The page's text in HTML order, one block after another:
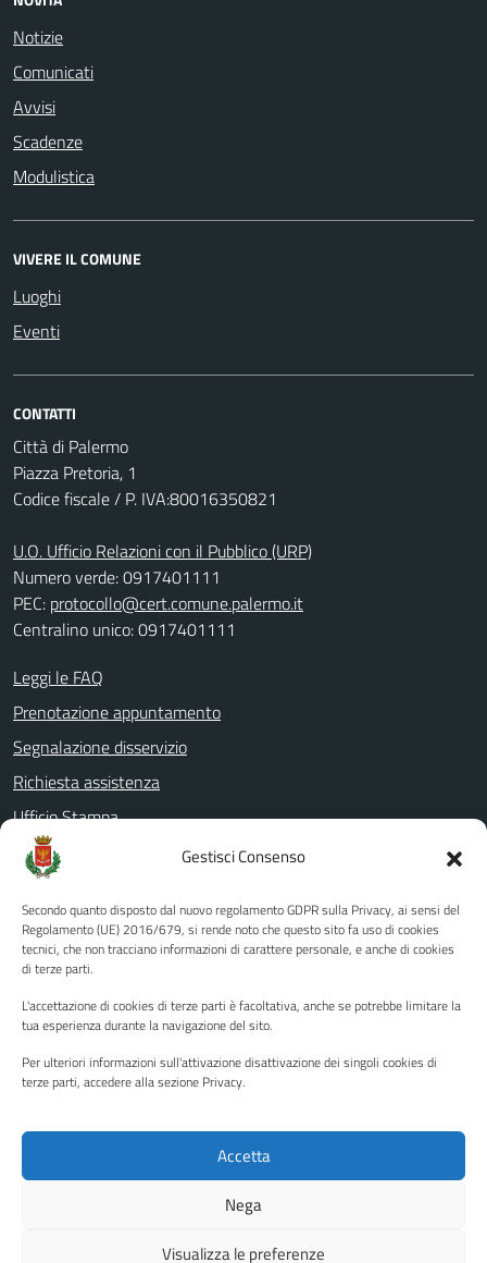
Gestisci Consenso
Secondo quanto disposto dal nuovo regolamento GDPR sulla Privacy, ai sensi del
Regolamento (UE) 2016/679, si rende noto che questo sito fa uso di cookies
tecnici, che non tracciano informazioni di carattere personale, e anche di cookies
di terze parti.
L'accettazione di cookies di terze parti è facoltativa, anche se potrebbe limitare la
tua esperienza durante la navigazione del sito.
Per ulteriori informazioni sull'attivazione disattivazione dei singoli cookies di
terze parti, accedere alla sezione Privacy.
Accetta
Nega
Visualizza le preferenze
Notizie
Comunicati
Avvisi
Scadenze
Modulistica
VIVERE IL COMUNE
Luoghi
Eventi
CONTATTI
Città di Palermo
Piazza Pretoria, 1
Codice fiscale / P. IVA:80016350821
U.O. Ufficio Relazioni con il Pubblico (URP)
Numero verde: 0917401111
PEC: protocollo@cert.comune.palermo.it
Centralino unico: 0917401111
Leggi le FAQ
Prenotazione appuntamento
Segnalazione disservizio
Richiesta assistenza
Ufficio Stampa
Amministrazione Trasparente
Albo pretorio
Informativa privacy
Note legali
Piano di miglioramento del sito
Instagram